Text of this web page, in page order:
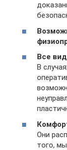
Все
В
Они
того,